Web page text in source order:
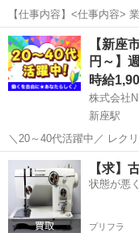
【仕事内容】<仕事内容>
訪問して介護を行います。
衣・入浴などの身体に直接
末等を行います。 2生活援
アルバイト・パート
【新座
円～】
時給
株式会社
新座駅
＼20～40代活躍中／ レクリエーションのお手伝いなど 平日のみ 老人
ホーム *✨ブランクOK&子育て世代歓迎✨* *明るく清潔な施設で、笑顔
あふれるお仕事♪* *「おか
中で、一緒...
埼玉 新座市 新座駅
【求】
状態が悪
プリフラ